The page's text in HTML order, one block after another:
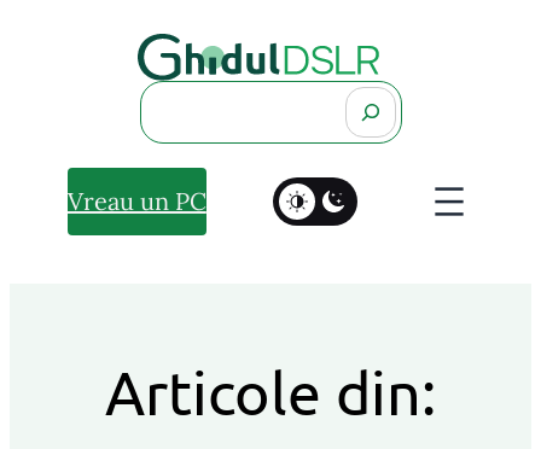
Search
Vreau un PC
Articole din: